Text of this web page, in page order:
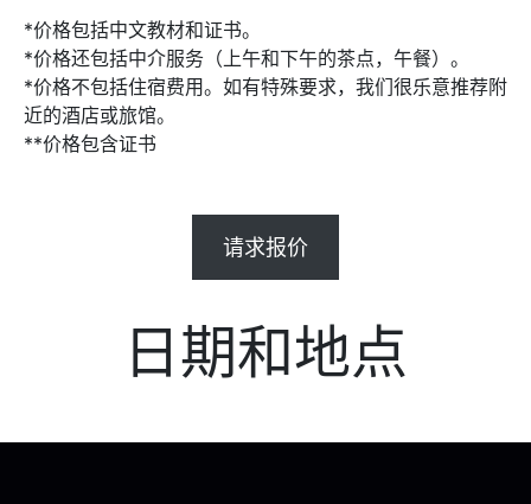
*价格包括中文教材和证书。
*价格还包括中介服务（上午和下午的茶点，午餐）。
*价格不包括住宿费用。如有特殊要求，我们很乐意推荐附
近的酒店或旅馆。
**价格包含证书
请求报价
日期和地点